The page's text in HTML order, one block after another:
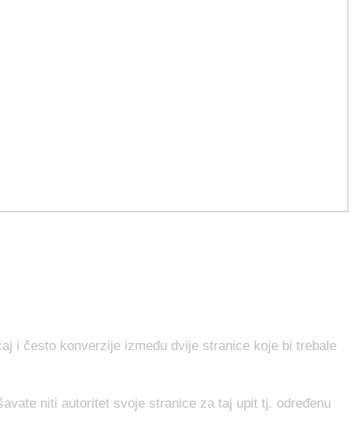
i često konverzije između dvije stranice koje bi trebale
niti autoritet svoje stranice za taj upit tj. određenu